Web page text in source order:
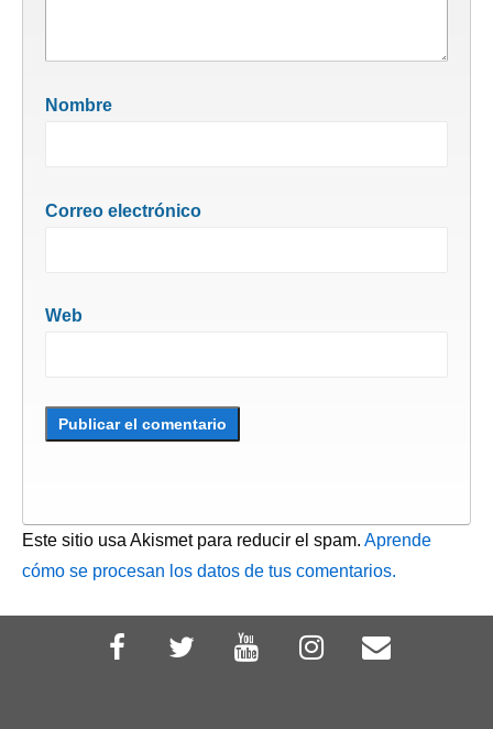
Nombre
Correo electrónico
Web
Este sitio usa Akismet para reducir el spam. Aprende
cómo se procesan los datos de tus comentarios.